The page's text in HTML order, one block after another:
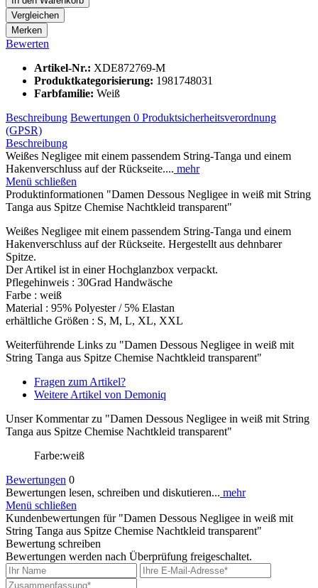
Vergleichen
Merken
Bewerten
Artikel-Nr.: XDE872769-M
Produktkategorisierung: 1981748031
Farbfamilie: Weiß
Beschreibung Bewertungen 0 Produktsicherheitsverordnung
(GPSR)
Beschreibung
Weißes Negligee mit einem passendem String-Tanga und einem
Hakenverschluss auf der Rückseite.... mehr
Menü schließen
Produktinformationen "Damen Dessous Negligee in weiß mit String
Tanga aus Spitze Chemise Nachtkleid transparent"
Weißes Negligee mit einem passendem String-Tanga und einem
Hakenverschluss auf der Rückseite. Hergestellt aus dehnbarer
Spitze.
Der Artikel ist in einer Hochglanzbox verpackt.
Pflegehinweis : 30Grad Handwäsche
Farbe : weiß
Material : 95% Polyester / 5% Elastan
erhältliche Größen : S, M, L, XL, XXL
Weiterführende Links zu "Damen Dessous Negligee in weiß mit
String Tanga aus Spitze Chemise Nachtkleid transparent"
Fragen zum Artikel?
Weitere Artikel von Demoniq
Unser Kommentar zu "Damen Dessous Negligee in weiß mit String
Tanga aus Spitze Chemise Nachtkleid transparent"
Farbe:weiß
Bewertungen 0
Bewertungen lesen, schreiben und diskutieren... mehr
Menü schließen
Kundenbewertungen für "Damen Dessous Negligee in weiß mit
String Tanga aus Spitze Chemise Nachtkleid transparent"
Bewertung schreiben
Bewertungen werden nach Überprüfung freigeschaltet.